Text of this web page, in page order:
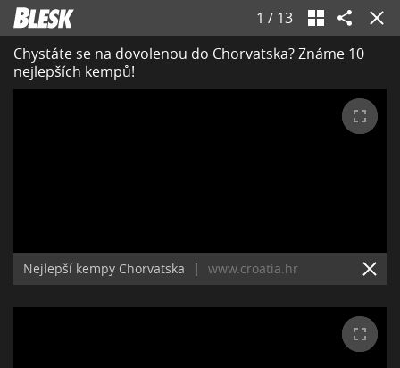
1 / 13
Chystáte se na dovolenou do Chorvatska? Známe 10
nejlepších kempů!
Nejlepší kempy Chorvatska | www.croatia.hr